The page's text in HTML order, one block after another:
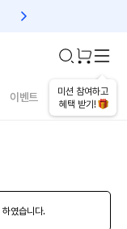
친구초대 1만원 리워드!
미션 참여하고
혜택 받기!
이벤트 건강매거진
하였습니다.